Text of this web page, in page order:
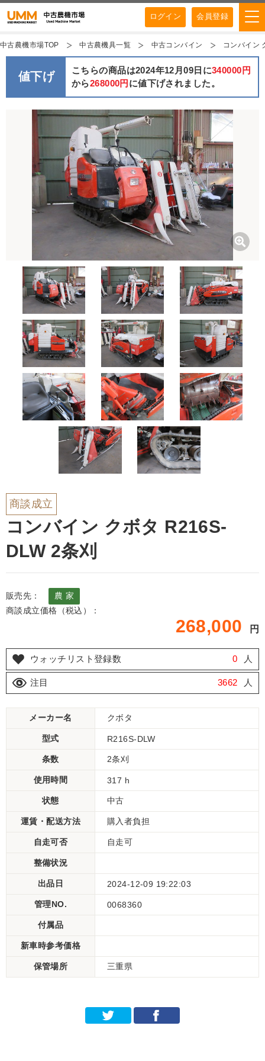
ログイン 会員登録
中古農機市場TOP 中古農機具一覧 中古コンバイン コンバイン
値下げ こちらの商品は2024年12月09日に340000円
から268000円 に値下げされました。
商談成立
コンバイン クボタ R216S-
DLW 2条刈
販売先：
農 家
商談成立価格（税込）：
268,000 円
ウォッチリスト登録数 0 人
注目 3662 人
メーカー名 クボタ
型式 R216S-DLW
条数 2条刈
使用時間 317 h
状態 中古
運賃・配送方法 購入者負担
自走可否 自走可
整備状況
出品日 2024-12-09 19:22:03
管理NO. 0068360
付属品
新車時参考価格
保管場所 三重県